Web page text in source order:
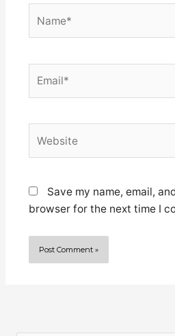
Save my name, email,
browser for the next time I